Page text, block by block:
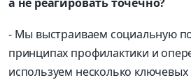
- Мы выстраиваем социальную
принципах профилактики и
используем несколько